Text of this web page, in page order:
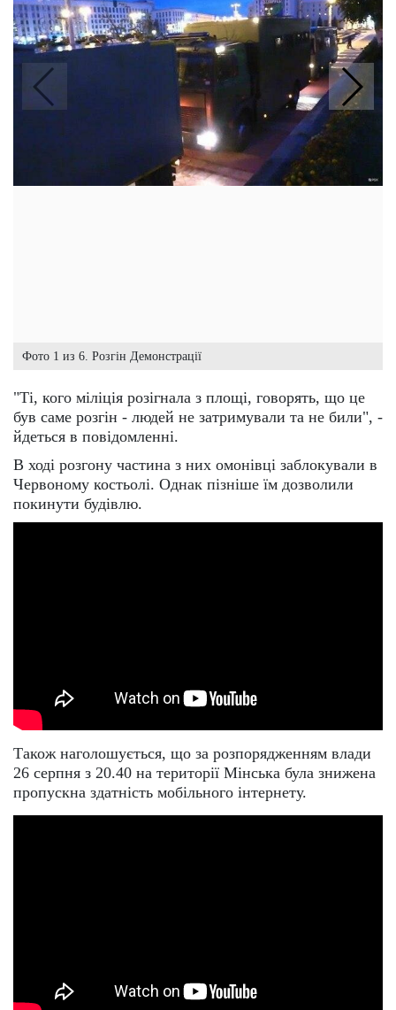
Фото 1 из 6. Розгін Демонстрації
"Ті, кого міліція розігнала з площі, говорять, що це
був саме розгін - людей не затримували та не били", -
йдеться в повідомленні.
В ході розгону частина з них омонівці заблокували в
Червоному костьолі. Однак пізніше їм дозволили
покинути будівлю.
Також наголошується, що за розпорядженням влади
26 серпня з 20.40 на території Мінська була знижена
пропускна здатність мобільного інтернету.